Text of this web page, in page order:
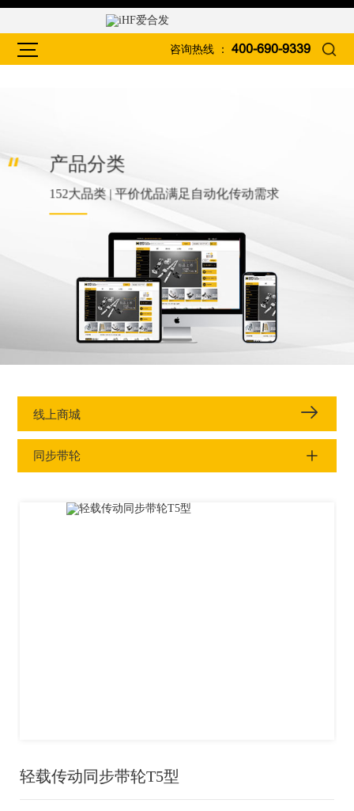
咨询热线 ： 400-690-9339
产品分类
152大品类 | 平价优品满足自动化传动需求
线上商城
同步带轮
轻载传动同步带轮T5型